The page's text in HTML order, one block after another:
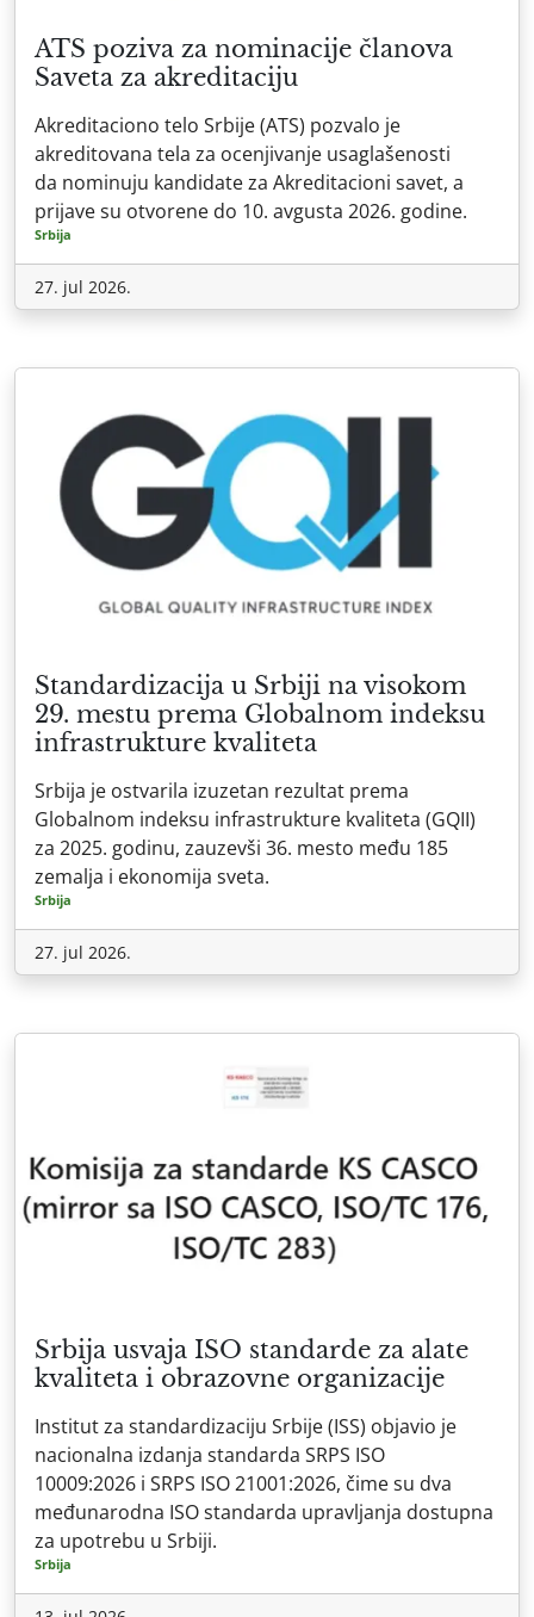
ATS poziva za nominacije članova
Saveta za akreditaciju
Akreditaciono telo Srbije (ATS) pozvalo je
akreditovana tela za ocenjivanje usaglašenosti
da nominuju kandidate za Akreditacioni savet, a
prijave su otvorene do 10. avgusta 2026. godine.
Srbija
27. jul 2026.
Standardizacija u Srbiji na visokom
29. mestu prema Globalnom indeksu
infrastrukture kvaliteta
Srbija je ostvarila izuzetan rezultat prema
Globalnom indeksu infrastrukture kvaliteta (GQII)
za 2025. godinu, zauzevši 36. mesto među 185
zemalja i ekonomija sveta.
Srbija
27. jul 2026.
Srbija usvaja ISO standarde za alate
kvaliteta i obrazovne organizacije
Institut za standardizaciju Srbije (ISS) objavio je
nacionalna izdanja standarda SRPS ISO
10009:2026 i SRPS ISO 21001:2026, čime su dva
međunarodna ISO standarda upravljanja dostupna
za upotrebu u Srbiji.
Srbija